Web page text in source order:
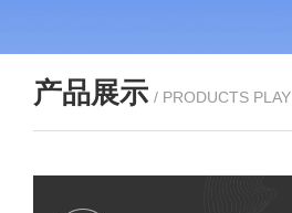
产品展示 / PRODUCTS PLAY